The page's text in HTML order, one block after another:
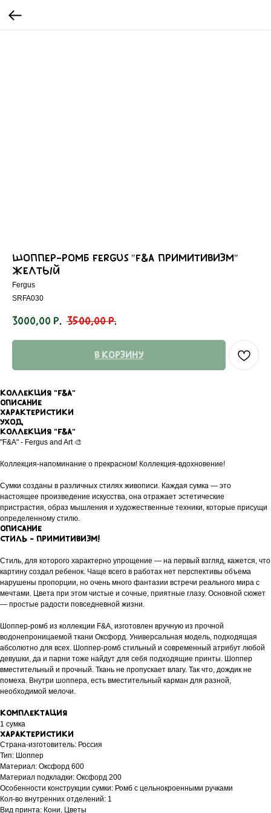
Шоппер-ромб FERGUS "F&A Примитивизм"
желтый
Fergus
SRFA030
3000,00 р. 3500,00 р.
В корзину
Коллекция "F&A"
Описание
Характеристики
Уход
Коллекция "F&A"
"F&A" - Fergus and Art 🎨
Коллекция-напоминание о прекрасном! Коллекция-вдохновение!
Сумки созданы в различных стилях живописи. Каждая сумка — это
настоящее произведение искусства, она отражает эстетические
пристрастия, образ мышления и художественные техники, которые присущи
определенному стилю.
Описание
Cтиль - примитивизм!
Стиль, для которого характерно упрощение — на первый взгляд, кажется, что
картину создал ребенок. Чаще всего в работах нет перспективы объема
нарушены пропорции, но очень много фантазии встречи реального мира с
мечтами. Цвета при этом чистые и сочные, приятные глазу. Основной сюжет
— простые радости повседневной жизни.
Шоппер-ромб из коллекции F&A, изготовлен вручную из прочной
водонепроницаемой ткани Оксфорд. Универсальная модель, подходящая
абсолютно для всех. Шоппер-ромб стильный и современный атрибут любой
девушки, да и парни тоже найдут для себя подходящие принты. Шоппер
вместительный и прочный. Ткань не пропускает влагу. Так что, дождик не
помеха. Внутри шоппера, есть вместительный карман для разной,
необходимой мелочи.
Комплектация
1 сумка
Характеристики
Страна-изготовитель: Россия
Тип: Шоппер
Материал: Оксфорд 600
Материал подкладки: Оксфорд 200
Особенности конструкции сумки: Ромб с цельнокроенными ручками
Кол-во внутренних отделений: 1
Вид принта: Кони, Цветы